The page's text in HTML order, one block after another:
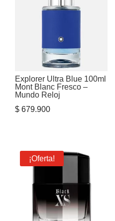
Explorer Ultra Blue 100ml
Mont Blanc Fresco –
Mundo Reloj
$ 679.900
¡Oferta!